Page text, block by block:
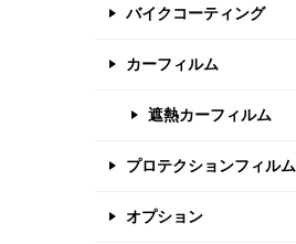
バイクコーティング
カーフィルム
遮熱カーフィルム
プロテクションフィルム
オプション